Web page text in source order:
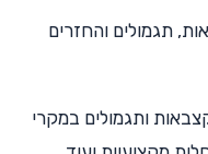
תגמולים והחזרים
ותגמולים במקרי